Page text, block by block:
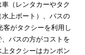
（レンタカーやタク
上ボート）、バスの
がタクシーを利用し
バスの方がコストを
タクシーはカンポン